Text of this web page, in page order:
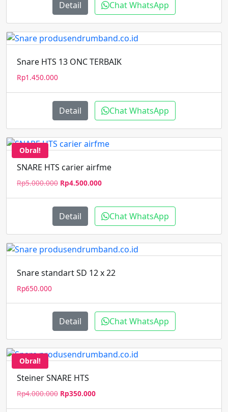
Detail Chat WhatsApp
Snare HTS 13 ONC TERBAIK
Rp1.450.000
Detail Chat WhatsApp
Obral!
SNARE HTS carier airfme
Rp5.000.000 Harga
Rp5.000.000.
Rp4.500.000Harga
adalah:
Rp4.500.000.
Detail Chat WhatsApp
Snare standart SD 12 x 22
Rp650.000
Detail Chat WhatsApp
Obral!
Steiner SNARE HTS
Rp4.000.000 Harga
Rp350.000Harga